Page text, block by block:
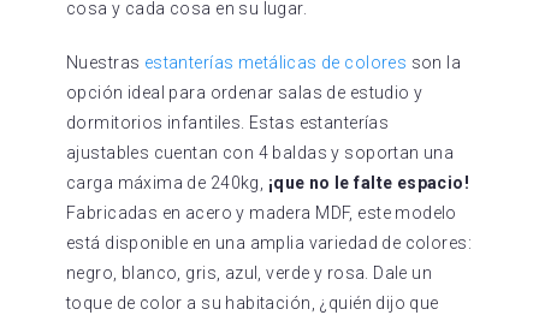
cosa y cada cosa en su lugar.
Nuestras estanterías metálicas de colores son la
opción ideal para ordenar salas de estudio y
dormitorios infantiles. Estas estanterías
ajustables cuentan con 4 baldas y soportan una
carga máxima de 240kg, ¡que no le falte espacio!
Fabricadas en acero y madera MDF, este modelo
está disponible en una amplia variedad de colores:
negro, blanco, gris, azul, verde y rosa. Dale un
toque de color a su habitación, ¿quién dijo que